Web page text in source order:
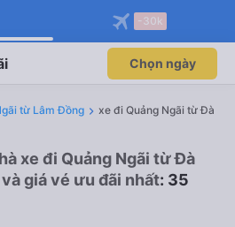
-30k
Chọn ngày
từ Lâm Đồng
xe đi Quảng Ngãi từ Đà
xe đi Quảng Ngãi từ Đà
giá vé ưu đãi nhất: 35